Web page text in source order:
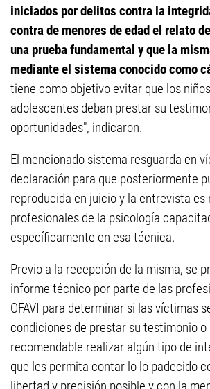
iniciados por delitos contra la
contra de menores de edad el relato
una prueba fundamental y que la
mediante el sistema conocido como
tiene como objetivo evitar que los
adolescentes deban prestar su
oportunidades", indicaron.
El mencionado sistema resguarda en
declaración para que posteriormente
reproducida en juicio y la entrevista es
profesionales de la psicología
específicamente en esa técnica.
Previo a la recepción de la misma, se
informe técnico por parte de las
OFAVI para determinar si las víctimas
condiciones de prestar su testimonio o
recomendable realizar algún tipo de
que les permita contar lo lo padecido